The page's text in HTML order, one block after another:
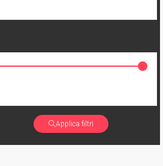
Applica filtri